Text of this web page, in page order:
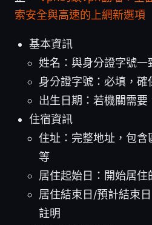
索安全與高速的上網新選項
基本資訊
姓名：與身分證字號一
身分證字號：必填，
出生日期：若機關需要
住宿資訊
住址：完整地址，包含
等
居住起始日：開始居住
居住結束日/預計結束
註明